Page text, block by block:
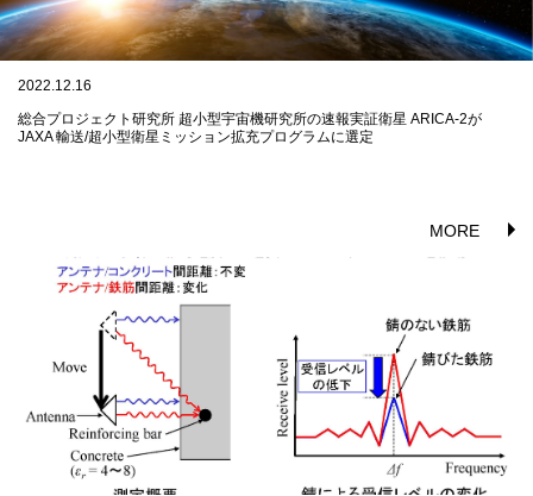
2022.12.16
総合プロジェクト研究所 超小型宇宙機研究所の速報実証衛星 ARICA-2が
JAXA 輸送/超小型衛星ミッション拡充プログラムに選定
MORE